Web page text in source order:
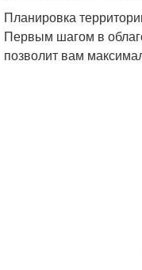
Планировка
Первым шагом в
позволит вам